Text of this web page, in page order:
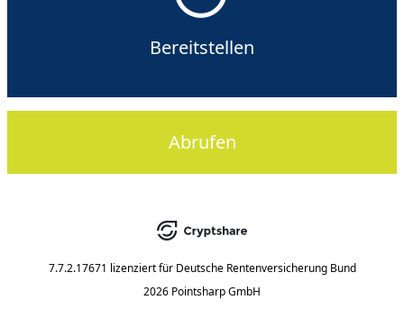
Bereitstellen
Abrufen
7.7.2.17671 lizenziert für Deutsche Rentenversicherung Bund
2026 Pointsharp GmbH